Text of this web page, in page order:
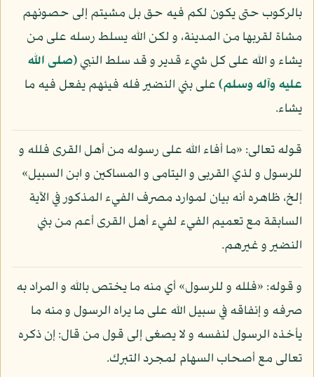
بالركوب حتى يكون لكم فيه حق بل مشيتم إلى حصونهم
مشاة لقربها من المدينة، و لكن الله يسلط رسله على من
يشاء و الله على كل شيء قدير و قد سلط النبي(صلى الله
عليه وآله وسلم)على بني النضير فله فيئهم يفعل فيه ما
يشاء.
قوله تعالى: «ما أفاء الله على رسوله من أهل القرى فلله و
للرسول و لذي القربى و اليتامى و المساكين و ابن السبيل»
إلخ، ظاهره أنه بيان لموارد مصرف الفيء المذكور في الآية
السابقة مع تعميم الفيء لفيء أهل القرى أعم من بني
النضير و غيرهم.
و قوله: «فلله و للرسول» أي منه ما يختص بالله و المراد به
صرفه و إنفاقه في سبيل الله على ما يراه الرسول و منه ما
يأخذه الرسول لنفسه و لا يصغى إلى قول من قال: إن ذكره
تعالى مع أصحاب السهام لمجرد التبرك.